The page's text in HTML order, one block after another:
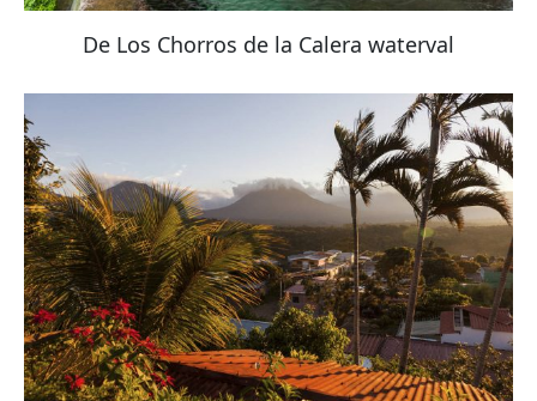
De Los Chorros de la Calera waterval